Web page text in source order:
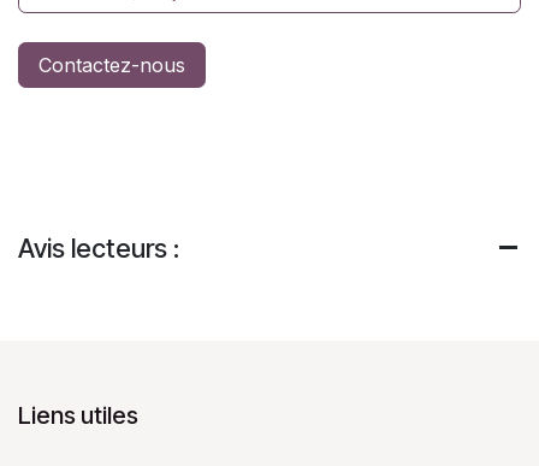
Contactez-nous
Avis lecteurs :
Liens utiles